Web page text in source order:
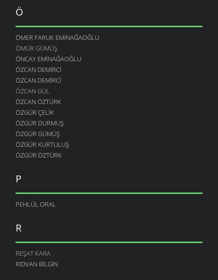
Ö
ÖMER FARUK EMINAĞAOĞLU
ÖMÜR GÜMÜŞ
ÖNCAY EMINAĞAOĞLU
ÖZCAN DEMIRCI
ÖZCAN DEMIRCI
ÖZCAN GÜL
ÖZCAN ÖZTÜRK
ÖZGÜR ÇELIK
ÖZGÜR DURMUŞ
ÖZGÜR GÜMÜŞ
ÖZGÜR KURTULUŞ
ÖZGÜR ÖZTÜRK
P
PEHLÜL ORAL
R
REŞAT KARA
RIDVAN BILGIN